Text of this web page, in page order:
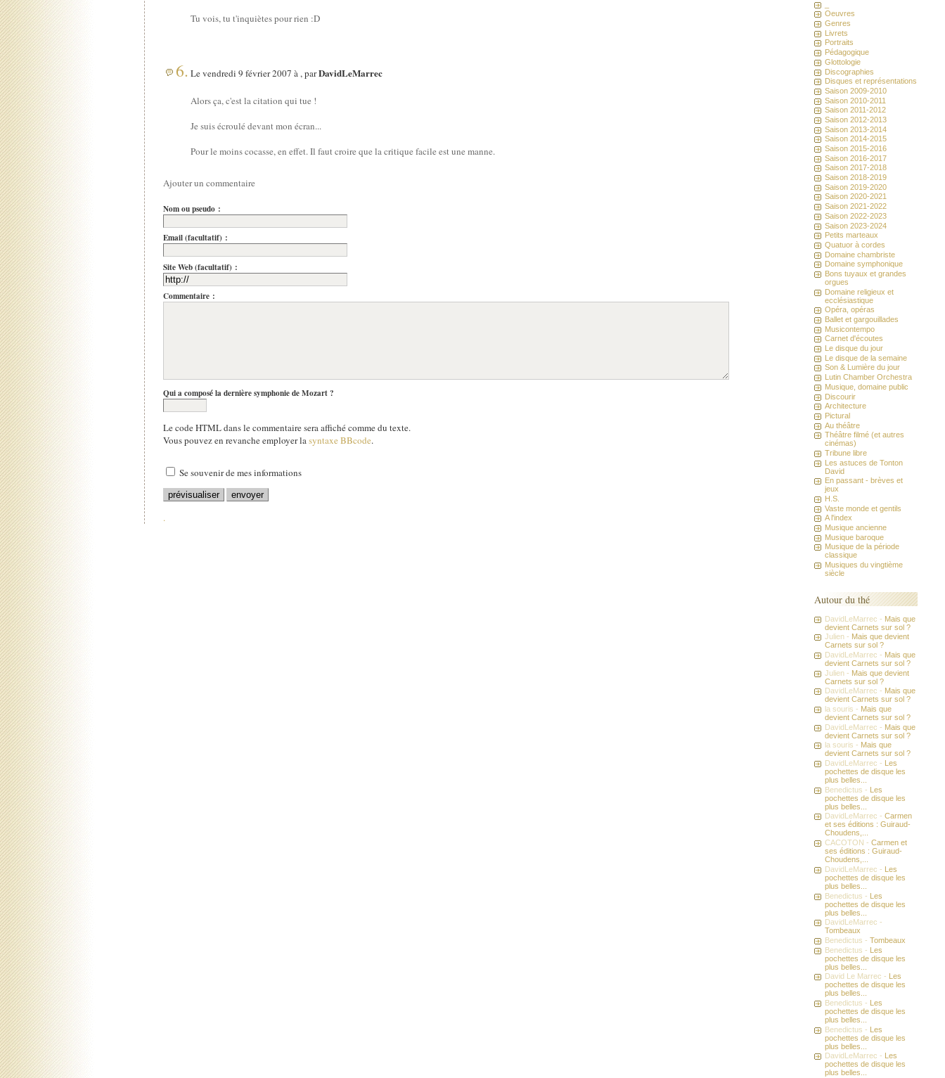
Tu vois, tu t'inquiètes pour rien :D
6. Le vendredi 9 février 2007 à , parDavidLeMarrec
Alors ça, c'est la citation qui tue !
Je suis écroulé devant mon écran...
Pour le moins cocasse, en effet. Il faut croire que la critique facile est une manne.
Ajouter un commentaire
Nom ou pseudo :
Email (facultatif) :
Site Web (facultatif) :
Commentaire :
Qui a composé la dernière symphonie de Mozart ?
Le code HTML dans le commentaire sera affiché comme du texte.
Vous pouvez en revanche employer lasyntaxe BBcode.
Se souvenir de mes informations
.
Oeuvres
Genres
Livrets
Portraits
Pédagogique
Glottologie
Discographies
Disques et représentations
Saison 2009-2010
Saison 2010-2011
Saison 2011-2012
Saison 2012-2013
Saison 2013-2014
Saison 2014-2015
Saison 2015-2016
Saison 2016-2017
Saison 2017-2018
Saison 2018-2019
Saison 2019-2020
Saison 2020-2021
Saison 2021-2022
Saison 2022-2023
Saison 2023-2024
Petits marteaux
Quatuor à cordes
Domaine chambriste
Domaine symphonique
Bons tuyaux et grandes
orgues
Domaine religieux et
ecclésiastique
Opéra, opéras
Ballet et gargouillades
Musicontempo
Carnet d'écoutes
Le disque du jour
Le disque de la semaine
Son & Lumière du jour
Lutin Chamber Orchestra
Musique, domaine public
Discourir
Architecture
Pictural
Au théâtre
Théâtre filmé (et autres
cinémas)
Tribune libre
Les astuces de Tonton
David
En passant - brèves et
jeux
H.S.
Vaste monde et gentils
A l'index
Musique ancienne
Musique baroque
Musique de la période
classique
Musiques du vingtième
siècle
Autour du thé
DavidLeMarrec - Mais que
devient Carnets sur sol ?
Julien - Mais que devient
Carnets sur sol ?
DavidLeMarrec - Mais que
devient Carnets sur sol ?
Julien - Mais que devient
Carnets sur sol ?
DavidLeMarrec - Mais que
devient Carnets sur sol ?
la souris - Mais que
devient Carnets sur sol ?
DavidLeMarrec - Mais que
devient Carnets sur sol ?
la souris - Mais que
devient Carnets sur sol ?
DavidLeMarrec - Les
pochettes de disque les
plus belles...
Benedictus - Les
pochettes de disque les
plus belles...
DavidLeMarrec -Carmen
et ses éditions : Guiraud-
Choudens,...
CACOTON -Carmen et
ses éditions : Guiraud-
Choudens,...
DavidLeMarrec - Les
pochettes de disque les
plus belles...
Benedictus - Les
pochettes de disque les
plus belles...
DavidLeMarrec -
Tombeaux
Benedictus -Tombeaux
Benedictus - Les
pochettes de disque les
plus belles...
David Le Marrec -
Les
pochettes de disque les
plus belles...
Benedictus - Les
pochettes de disque les
plus belles...
Benedictus - Les
pochettes de disque les
plus belles...
DavidLeMarrec -
Les
pochettes de disque les
plus belles...